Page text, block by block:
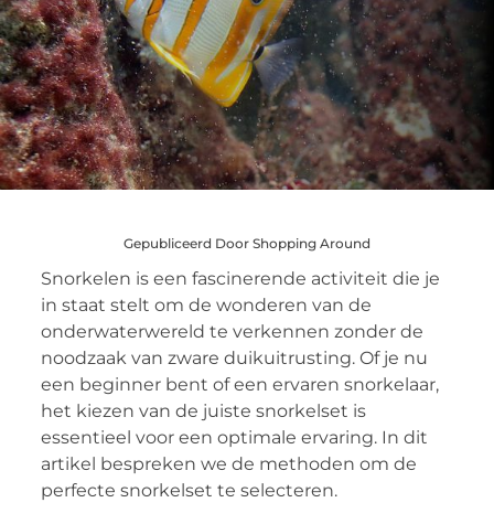
Gepubliceerd Door Shopping Around
Snorkelen is een fascinerende activiteit die je
in staat stelt om de wonderen van de
onderwaterwereld te verkennen zonder de
noodzaak van zware duikuitrusting. Of je nu
een beginner bent of een ervaren snorkelaar,
het kiezen van de juiste snorkelset is
essentieel voor een optimale ervaring. In dit
artikel bespreken we de methoden om de
perfecte snorkelset te selecteren.